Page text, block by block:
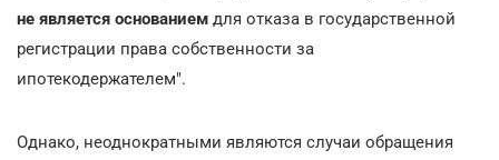
не является основанием для отказа в государственной
регистрации права собственности за
ипотекодержателем".
Однако, неоднократными являются случаи обращения